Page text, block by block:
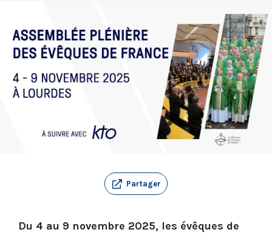
Partager
Du 4 au 9 novembre 2025, les évêques de